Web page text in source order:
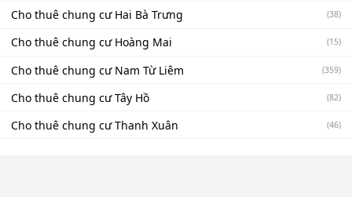
Cho thuê chung cư Hai Bà Trưng (38)
Cho thuê chung cư Hoàng Mai (15)
Cho thuê chung cư Nam Từ Liêm (359)
Cho thuê chung cư Tây Hồ (82)
Cho thuê chung cư Thanh Xuân (46)